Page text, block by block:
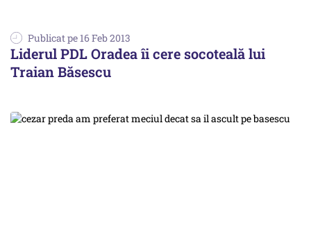
Publicat pe 16 Feb 2013
Liderul PDL Oradea îi cere socoteală lui
Traian Băsescu